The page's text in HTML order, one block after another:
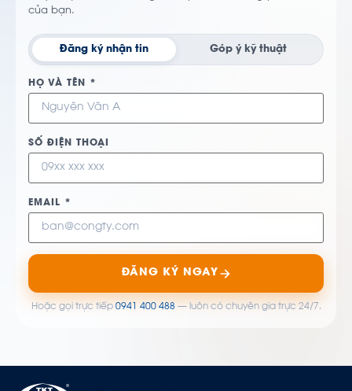
của bạn.
Đăng ký nhận tin Góp ý kỹ thuật
HỌ VÀ TÊN *
SỐ ĐIỆN THOẠI
EMAIL *
ĐĂNG KÝ NGAY
Hoặc gọi trực tiếp 0941 400 488— luôn có chuyên gia trực 24/7.